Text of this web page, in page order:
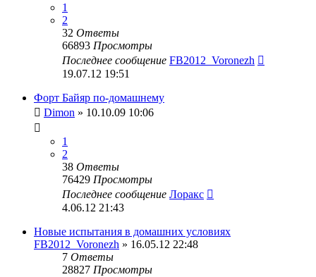
1
2
32 Ответы
66893 Просмотры
Последнее сообщение FB2012_Voronezh
19.07.12 19:51
Форт Байяр по-домашнему
Dimon » 10.10.09 10:06
1
2
38 Ответы
76429 Просмотры
Последнее сообщение Лоракс
4.06.12 21:43
Новые испытания в домашних условиях
FB2012_Voronezh » 16.05.12 22:48
7 Ответы
28827 Просмотры